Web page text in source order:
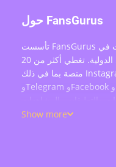
حول FansGurus
تأسست FansGurus في عام 2018، وتتخصص منذ 8 سنوات في
نمو بيانات وسائل التواصل الاجتماعي الدولية. تغطي أكثر من 20
منصة بما في ذلك Instagram وTikTok وYouTube وTwitter
وTelegram وFacebook وBinance، وتقدم أكثر من 5000 خدمة
وإعادة التغريد وتفاعل البث المباشر — بخدمة أكثر من 200 ألف
Show more